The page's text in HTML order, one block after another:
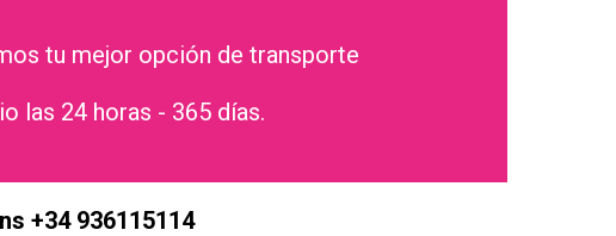
tu mejor opción de transporte
las 24 horas - 365 días.
+34 936115114